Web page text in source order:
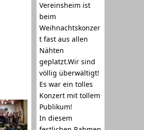
Vereinsheim ist
beim
Weihnachtskonzer
t fast aus allen
Nähten
geplatzt.Wir sind
völlig überwältigt!
Es war ein tolles
Konzert mit tollem
Publikum!
In diesem